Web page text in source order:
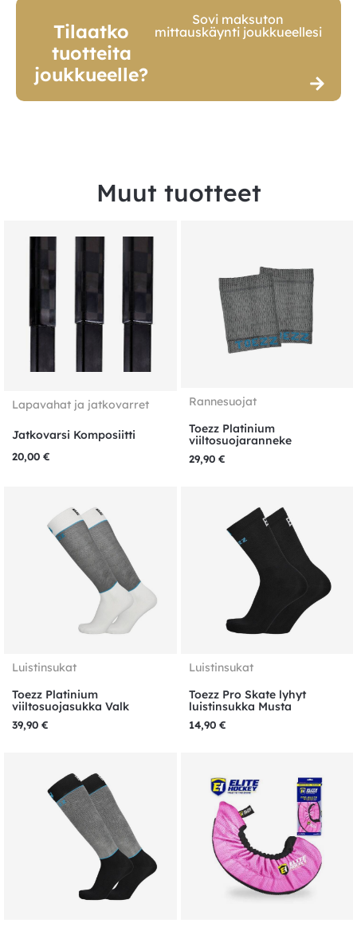
Tilaatko
tuotteita
joukkueelle?
Sovi maksuton
mittauskäynti joukkueellesi
Muut tuotteet
Lapavahat ja jatkovarret
Jatkovarsi Komposiitti
20,00 €
Rannesuojat
Toezz Platinium
viiltosuojaranneke
29,90 €
Luistinsukat
Toezz Platinium
viiltosuojasukka Valk
39,90 €
Luistinsukat
Toezz Pro Skate lyhyt
luistinsukka Musta
14,90 €